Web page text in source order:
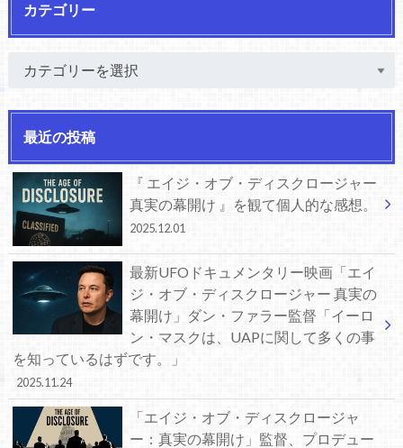
カテゴリー
最近の投稿
『 エイジ・オブ・ディスクロージャー
真実の幕開け 』を観て個人的な感想。
2025.12.01
最新UFOドキュメンタリー映画「エイ
ジ・オブ・ディスクロージャー 真実の
幕開け」ダン・ファラー監督「イーロ
ン・マスクは、UAPに関して多くの事
を知っているはずです。」
2025.11.24
「エイジ・オブ・ディスクロージャ
ー：真実の幕開け」監督、プロデュー